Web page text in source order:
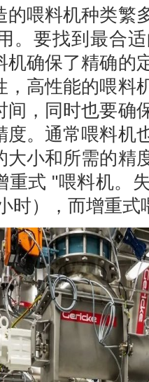
的喂料机种类繁
。要找到最合
机确保了精确的
，高性能的喂料
间，同时也要确
度。通常喂料机
大小和所需的精
重式 "喂料机。
时），而增重